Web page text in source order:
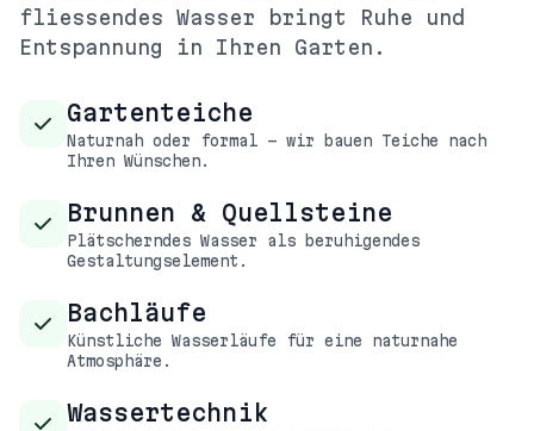
fliessendes Wasser bringt Ruhe und
Entspannung in Ihren Garten.
Gartenteiche
Naturnah oder formal – wir bauen Teiche nach
Ihren Wünschen.
Brunnen & Quellsteine
Plätscherndes Wasser als beruhigendes
Gestaltungselement.
Bachläufe
Künstliche Wasserläufe für eine naturnahe
Atmosphäre.
Wassertechnik